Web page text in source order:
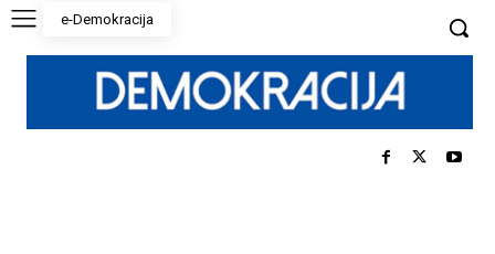
e-Demokracija